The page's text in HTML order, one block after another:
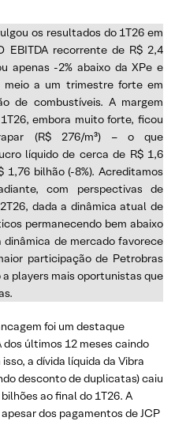
os resultados do 1T26 em
EBITDA recorrente de R$ 2,4
apenas -2% abaixo da XPe e
meio a um trimestre forte em
de combustíveis. A margem
embora muito forte, ficou
(R$ 276/m³) – o que
líquido de cerca de R$ 1,6
1,76 bilhão (-8%). Acreditamos
com perspectivas de
dada a dinâmica atual de
permanecendo bem abaixo
de mercado favorece
participação de Petrobras
a players mais oportunistas que
foi um destaque
dos últimos 12 meses caindo
a dívida líquida da Vibra
desconto de duplicatas) caiu
ao final do 1T26. A
dos pagamentos de JCP